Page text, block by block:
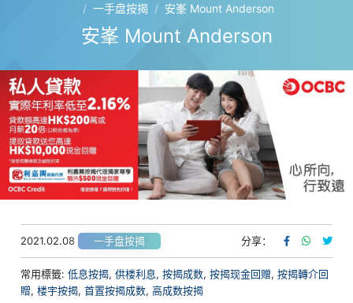
/ 一手盘按揭 / 安峯 Mount Anderson
安峯 Mount Anderson
2021.02.08 一手盘按揭 分享：
常用標籤:低息按揭,供楼利息,按揭成数,按揭现金回赠,按揭轉介回
贈,楼宇按揭,首置按揭成数,高成数按揭